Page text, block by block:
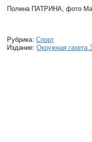
Полина ПАТРИНА, фото
Рубрика: Спорт
Издание: Окружная газета